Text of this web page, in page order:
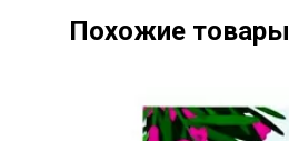
Похожие товары